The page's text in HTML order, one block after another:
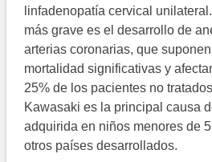
linfadenopatía cervical
más grave es el desarrollo de
arterias coronarias, que
mortalidad significativas y
25% de los pacientes no
Kawasaki es la principal causa
adquirida en niños menores de
otros países desarrollados.